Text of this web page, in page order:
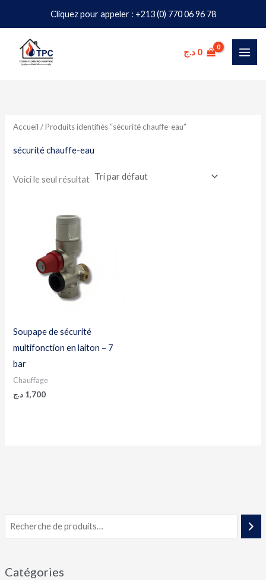
Cliquez pour appeler : +213 (0) 770 06 96 78
contenu
0 د.ج
Catégories
Accueil / Produits identifiés “sécurité chauffe-eau”
sécurité chauffe-eau
Voici le seul résultat
Soupape de sécurité
multifonction en laiton – 7
bar
Chauffage
1,700 د.ج